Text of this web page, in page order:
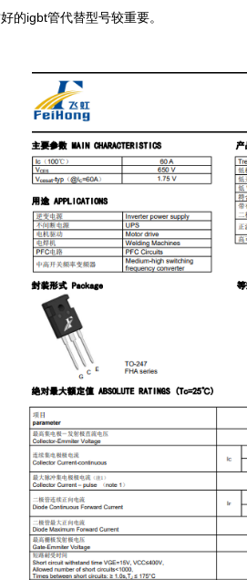
的igbt管代替型号较重要。